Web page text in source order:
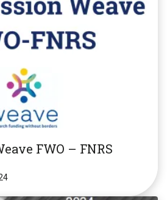
FWO – FNRS